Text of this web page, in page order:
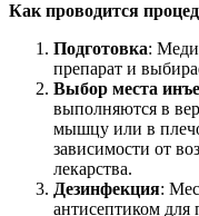
Как проводится
Подготовка:
препарат и
Выбор места
выполняются в
мышцу или в
зависимости от
лекарства.
Дезинфекция:
антисептиком